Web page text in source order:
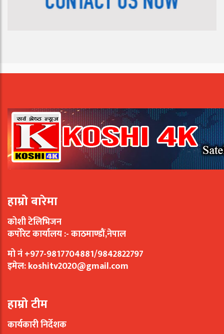
हाम्रो बारेमा
कोशी टेलिभिजन
कर्पोरेट कार्यालय :- काठमाण्डौं,नेपाल
मो नं +977-9817704881/9842822797
इमेल:koshitv2020@gmail.com
हाम्रो टीम
कार्यकारी निर्देशक